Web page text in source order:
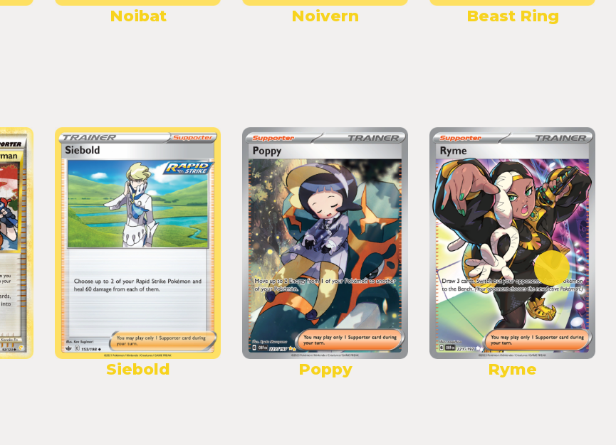
Noibat Noivern Beast Ring
Siebold Poppy Ryme